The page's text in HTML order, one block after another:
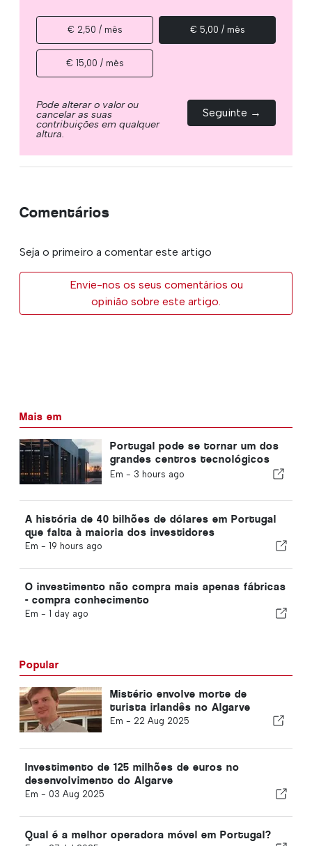
€ 2,50 / mês € 5,00 / mês
€ 15,00 / mês
Pode alterar o valor ou
cancelar as suas
contribuições em qualquer
altura.
Seguinte →
Comentários
Seja o primeiro a comentar este artigo
Envie-nos os seus comentários ou
opinião sobre este artigo.
Mais em
Portugal pode se tornar um dos
grandes centros tecnológicos
da Europa.
Em - 3 hours ago
A história de 40 bilhões de dólares em Portugal
que falta à maioria dos investidores
Em - 19 hours ago
O investimento não compra mais apenas fábricas
- compra conhecimento
Em - 1 day ago
Popular
Mistério envolve morte de
turista irlandês no Algarve
Em - 22 Aug 2025
Investimento de 125 milhões de euros no
desenvolvimento do Algarve
Em - 03 Aug 2025
Qual é a melhor operadora móvel em Portugal?